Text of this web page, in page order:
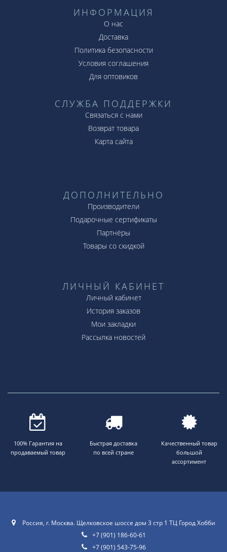
ИНФОРМАЦИЯ
О нас
Доставка
Политика безопасности
Условия соглашения
Для оптовиков
СЛУЖБА ПОДДЕРЖКИ
Связаться с нами
Возврат товара
Карта сайта
ДОПОЛНИТЕЛЬНО
Производители
Подарочные сертификаты
Партнёры
Товары со скидкой
ЛИЧНЫЙ КАБИНЕТ
Личный кабинет
История заказов
Мои закладки
Рассылка новостей
100% Гарантия на
продаваемый товар
Быстрая доставка
по всей стране
Качественный товар
большой
ассортимент
Россия, г. Москва. Щелковское шоссе дом 3 стр 1 ТЦ Город Хобби
+7 (901) 186-60-61
+7 (901) 543-75-96